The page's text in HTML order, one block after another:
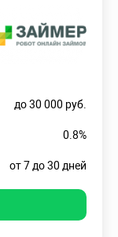
до 30 000 руб.
0.8%
от 7 до 30 дней